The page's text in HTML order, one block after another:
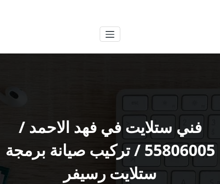
فني ستلايت في فهد الاحمد /
55806005 / تركيب صيانة برمجة
ستلايت رسيفر